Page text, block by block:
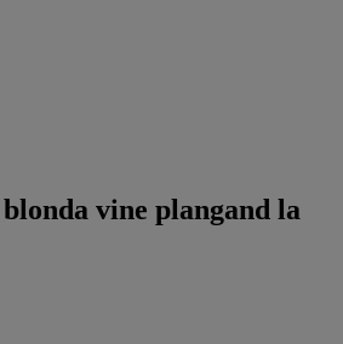
vine plangand la